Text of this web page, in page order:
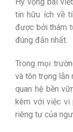
tin hữu ích về
được bởi thám
đúng đắn nhất.
Trong mọi
và tôn trọng lẫn
quan hệ bền
kèm với việc vi
riêng tư của